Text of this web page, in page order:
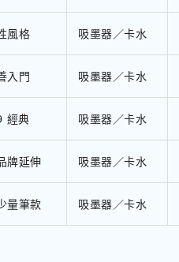
風格 吸墨器／卡水
入門 吸墨器／卡水
經典 吸墨器／卡水
牌延伸 吸墨器／卡水
量筆款 吸墨器／卡水